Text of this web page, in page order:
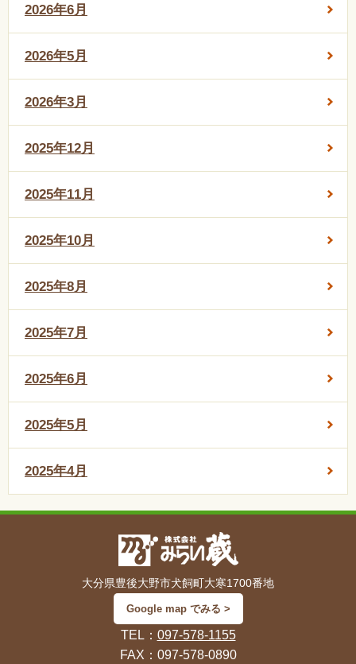
2026年6月
2026年5月
2026年3月
2025年12月
2025年11月
2025年10月
2025年8月
2025年7月
2025年6月
2025年5月
2025年4月
大分県豊後大野市犬飼町大寒1700番地
Google map でみる >
TEL： 097-578-1155
FAX：097-578-0890